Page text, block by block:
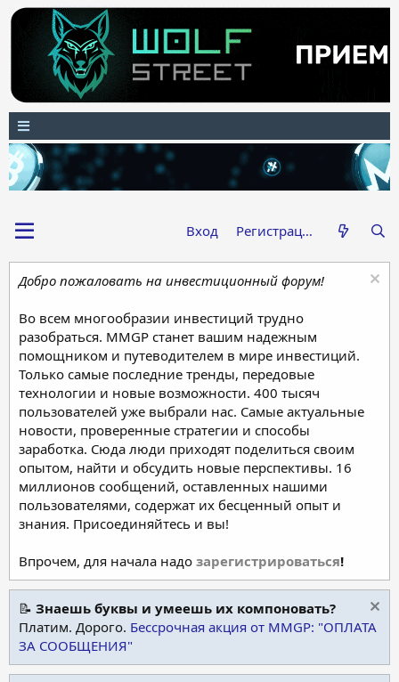
Вход Регистрация
Добро пожаловать на инвестиционный форум!
Во всем многообразии инвестиций трудно
разобраться. MMGP станет вашим надежным
помощником и путеводителем в мире инвестиций.
Только самые последние тренды, передовые
технологии и новые возможности. 400 тысяч
пользователей уже выбрали нас. Самые актуальные
новости, проверенные стратегии и способы
заработка. Сюда люди приходят поделиться своим
опытом, найти и обсудить новые перспективы. 16
миллионов сообщений, оставленных нашими
пользователями, содержат их бесценный опыт и
знания. Присоединяйтесь и вы!
Впрочем, для начала надо зарегистрироваться!
📝 Знаешь буквы и умеешь их компоновать?
Платим. Дорого. Бессрочная акция от MMGP: "ОПЛАТА
ЗА СООБЩЕНИЯ"